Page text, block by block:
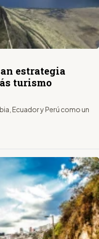
estrategia
turismo
Ecuador y Perú como un